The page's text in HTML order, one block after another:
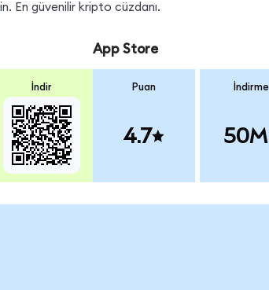
En güvenilir kripto cüzdanı.
İndir
App Store
Puan
4.7
İndirme